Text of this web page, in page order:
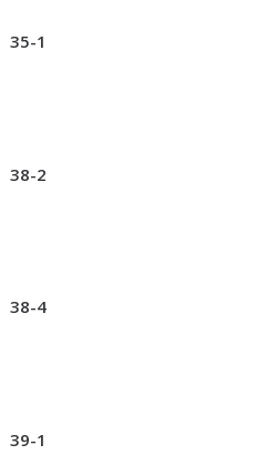
35-1
38-2
38-4
39-1